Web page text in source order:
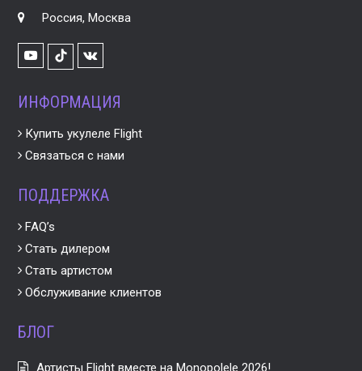
Россия, Москва
YoutubeTikTok
VK
ИНФОРМАЦИЯ
Купить укулеле Flight
Связаться с нами
ПОДДЕРЖКА
FAQ’s
Стать дилером
Стать артистом
Обслуживание клиентов
БЛОГ
Артисты Flight вместе на Monopolele 2026!